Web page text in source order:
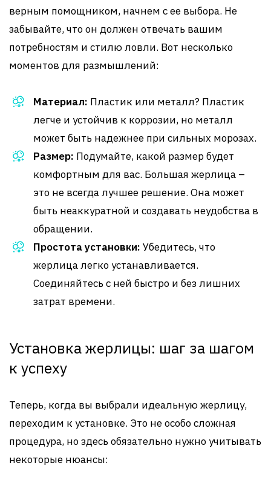
верным помощником, начнем с ее выбора. Не
забывайте, что он должен отвечать вашим
потребностям и стилю ловли. Вот несколько
моментов для размышлений:
Материал: Пластик или металл? Пластик
легче и устойчив к коррозии, но металл
может быть надежнее при сильных морозах.
Размер: Подумайте, какой размер будет
комфортным для вас. Большая жерлица –
это не всегда лучшее решение. Она может
быть неаккуратной и создавать неудобства в
обращении.
Простота установки: Убедитесь, что
жерлица легко устанавливается.
Соединяйтесь с ней быстро и без лишних
затрат времени.
Установка жерлицы: шаг за шагом
к успеху
Теперь, когда вы выбрали идеальную жерлицу,
переходим к установке. Это не особо сложная
процедура, но здесь обязательно нужно учитывать
некоторые нюансы: